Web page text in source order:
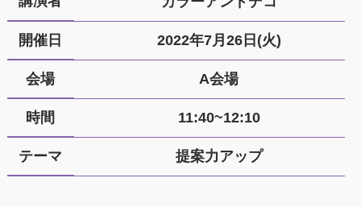
開催日 2022年7月26日(火)
会場 A会場
時間 11:40~12:10
テーマ 提案力アップ